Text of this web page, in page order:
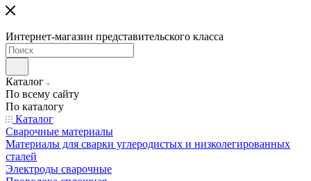
Интернет-магазин представительского класса
Каталог
По всему сайту
По каталогу
Каталог
Сварочные материалы
Материалы для сварки углеродистых и низколегированных
сталей
Электроды сварочные